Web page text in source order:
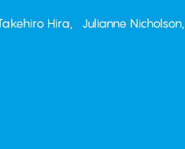
Hira Julianne Nicholson